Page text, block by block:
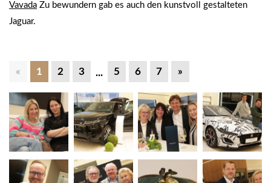
Vavada Zu bewundern gab es auch den kunstvoll gestalteten
Jaguar.
« 1 2 3 ... 5 6 7 »